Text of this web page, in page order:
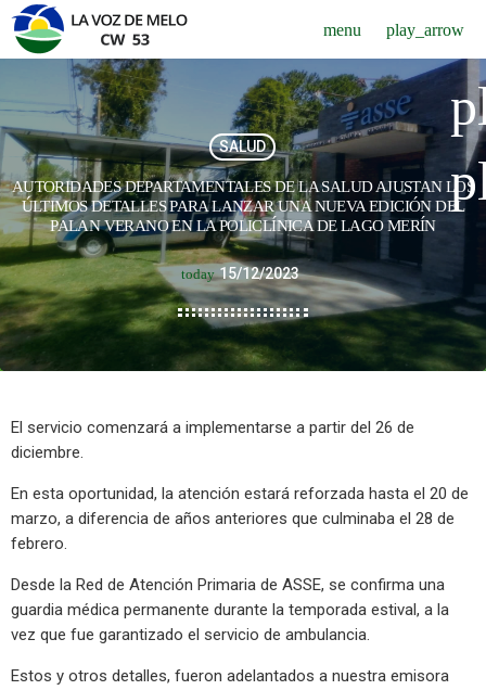
menu play_arrow
SALUD
AUTORIDADES DEPARTAMENTALES DE LA SALUD AJUSTAN LOS
ÚLTIMOS DETALLES PARA LANZAR UNA NUEVA EDICIÓN DEL
PALAN VERANO EN LA POLICLÍNICA DE LAGO MERÍN
today 15/12/2023
El servicio comenzará a implementarse a partir del 26 de
diciembre.
En esta oportunidad, la atención estará reforzada hasta el 20 de
marzo, a diferencia de años anteriores que culminaba el 28 de
febrero.
Desde la Red de Atención Primaria de ASSE, se confirma una
guardia médica permanente durante la temporada estival, a la
vez que fue garantizado el servicio de ambulancia.
Estos y otros detalles, fueron adelantados a nuestra emisora